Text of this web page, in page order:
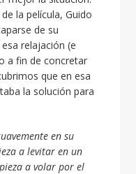
la película, Guido
de su
relajación (e
a fin de concretar
que en esa
la solución para
en su
a levitar en un
a volar por el